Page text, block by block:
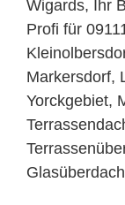
Wigards, Ihr
Profi für
Markersdorf,
Yorckgebiet,